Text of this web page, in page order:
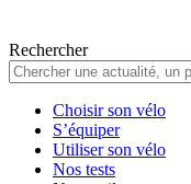
Rechercher
Choisir son vélo
S’équiper
Utiliser son vélo
Nos tests